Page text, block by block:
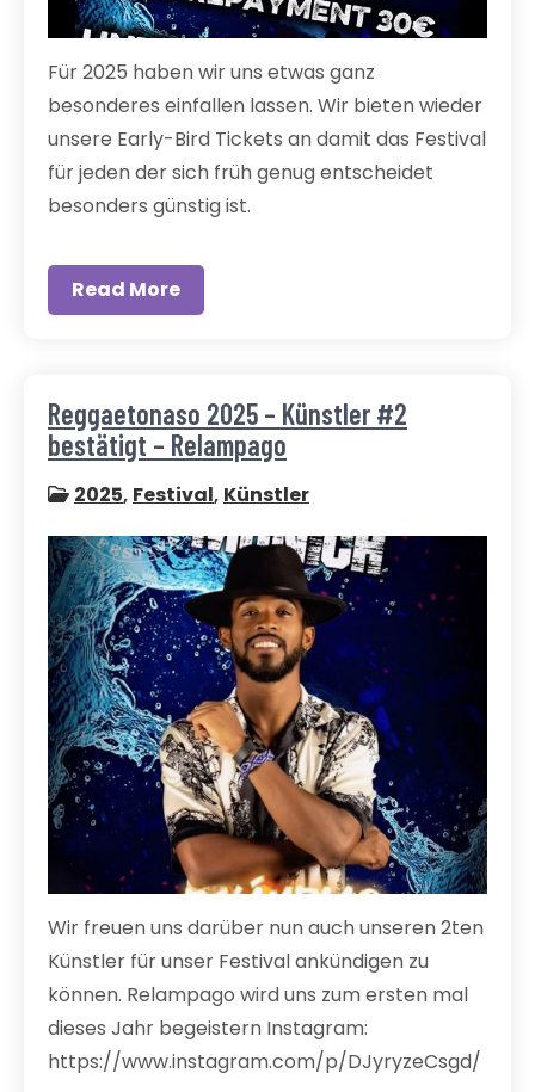
Für 2025 haben wir uns etwas ganz
besonderes einfallen lassen. Wir bieten wieder
unsere Early-Bird Tickets an damit das Festival
für jeden der sich früh genug entscheidet
besonders günstig ist.
Read More
Reggaetonaso 2025 – Künstler #2
bestätigt – Relampago
2025, Festival, Künstler
Wir freuen uns darüber nun auch unseren 2ten
Künstler für unser Festival ankündigen zu
können. Relampago wird uns zum ersten mal
dieses Jahr begeistern Instagram:
https://www.instagram.com/p/DJyryzeCsgd/